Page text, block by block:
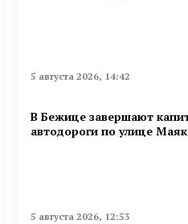
5 августа 2026, 14:42
В Бежице завершают
автодороги по улице
5 августа 2026, 12:53